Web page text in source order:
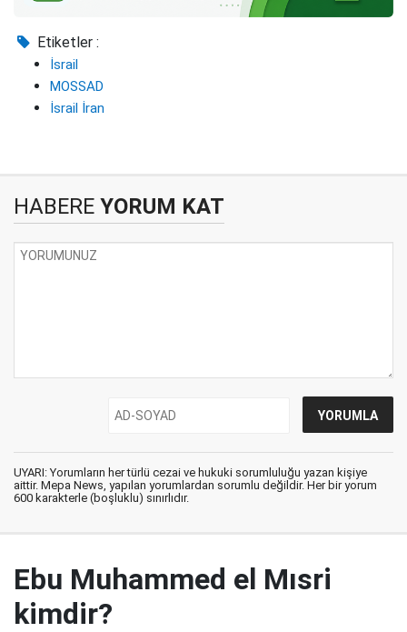
Etiketler :
İsrail
MOSSAD
İsrail İran
HABERE YORUM KAT
UYARI: Yorumların her türlü cezai ve hukuki sorumluluğu yazan kişiye
aittir. Mepa News, yapılan yorumlardan sorumlu değildir. Her bir yorum
600 karakterle (boşluklu) sınırlıdır.
Ebu Muhammed el Mısri
kimdir?